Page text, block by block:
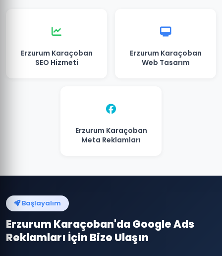
Erzurum Karaçoban
SEO Hizmeti
Erzurum Karaçoban
Web Tasarım
Erzurum Karaçoban
Meta Reklamları
Başlayalım
Erzurum Karaçoban'da Google Ads
Reklamları İçin Bize Ulaşın